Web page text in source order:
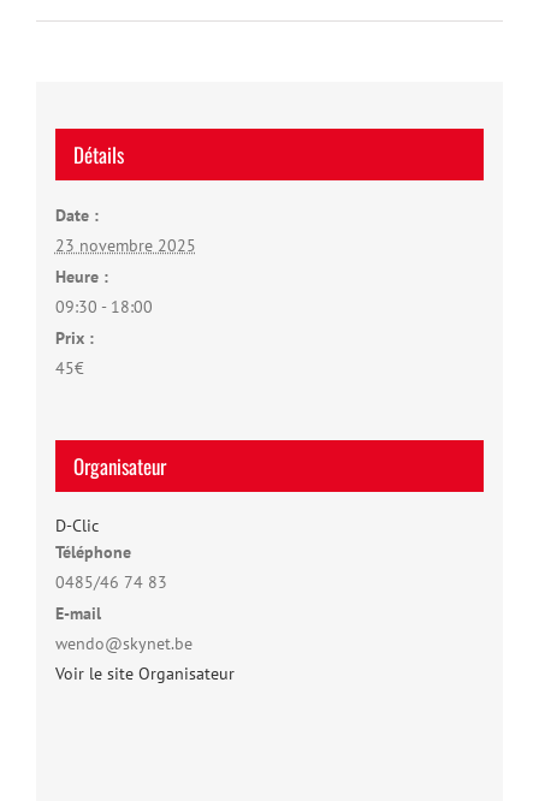
Détails
Date :
23 novembre 2025
Heure :
09:30 - 18:00
Prix :
45€
Organisateur
D-Clic
Téléphone
0485/46 74 83
E-mail
wendo@skynet.be
Voir le site Organisateur